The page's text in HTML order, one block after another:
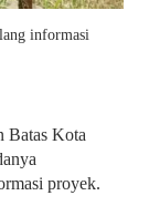
informasi
Batas Kota
proyek.